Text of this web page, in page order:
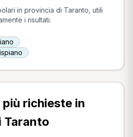
in provincia di Taranto, utili
i risultati.
richieste in
Taranto